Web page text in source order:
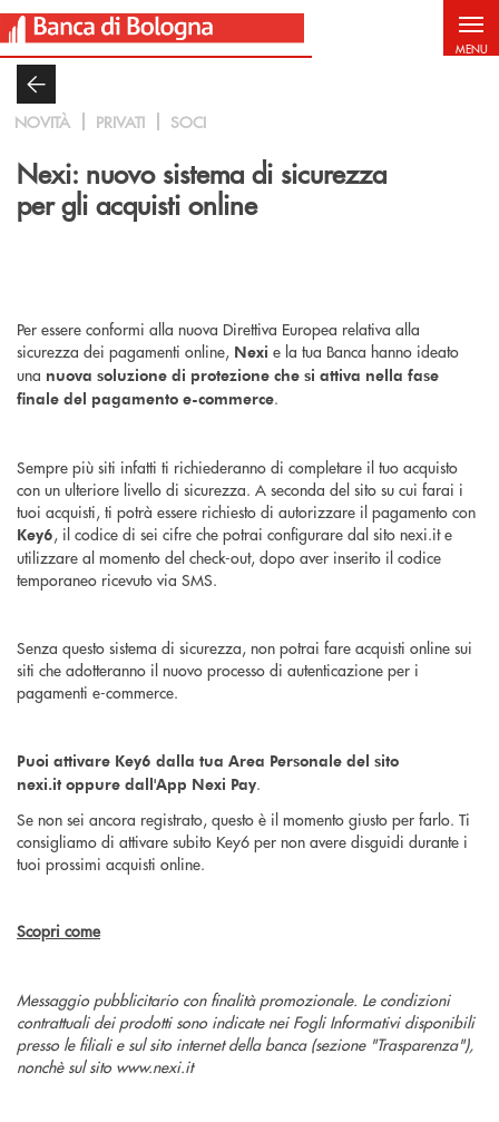
Salta al contenuto principale
MENU
NOVITÀ PRIVATI SOCI
Nexi: nuovo sistema di sicurezza
per gli acquisti online
Per essere conformi alla nuova Direttiva Europea relativa alla
sicurezza dei pagamenti online, Nexi e la tua Banca hanno ideato
una nuova soluzione di protezione che si attiva nella fase
finale del pagamento e-commerce.
Sempre più siti infatti ti richiederanno di completare il tuo acquisto
con un ulteriore livello di sicurezza. A seconda del sito su cui farai i
tuoi acquisti, ti potrà essere richiesto di autorizzare il pagamento con
Key6, il codice di sei cifre che potrai configurare dal sito nexi.it e
utilizzare al momento del check-out, dopo aver inserito il codice
temporaneo ricevuto via SMS.
Senza questo sistema di sicurezza, non potrai fare acquisti online sui
siti che adotteranno il nuovo processo di autenticazione per i
pagamenti e-commerce.
Puoi attivare Key6 dalla tua Area Personale del sito
nexi.it oppure dall'App Nexi Pay.
Se non sei ancora registrato, questo è il momento giusto per farlo. Ti
consigliamo di attivare subito Key6 per non avere disguidi durante i
tuoi prossimi acquisti online.
Scopri come
Messaggio pubblicitario con finalità promozionale. Le condizioni
contrattuali dei prodotti sono indicate nei Fogli Informativi disponibili
presso le filiali e sul sito internet della banca (sezione "Trasparenza"),
nonchè sul sito www.nexi.it